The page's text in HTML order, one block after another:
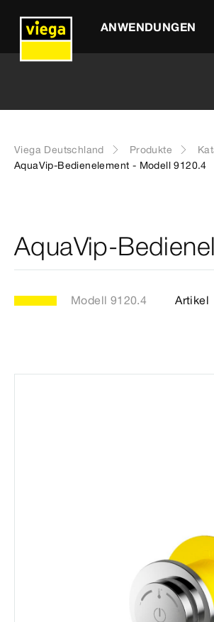
ANWENDUNGEN
Viega Deutschland Produkte
AquaVip-Bedienelement - Modell 9120.4
AquaVip-
Modell 9120.4 Artikel